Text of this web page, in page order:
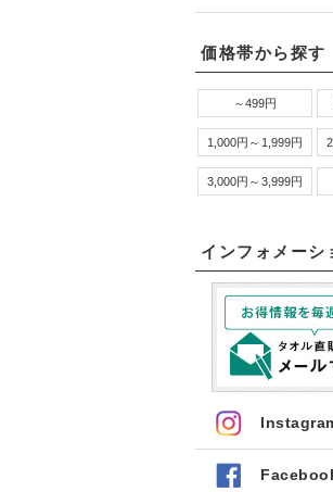
価格帯から探す
～499円
1,000円～1,999円
3,000円～3,999円
インフォメーシ